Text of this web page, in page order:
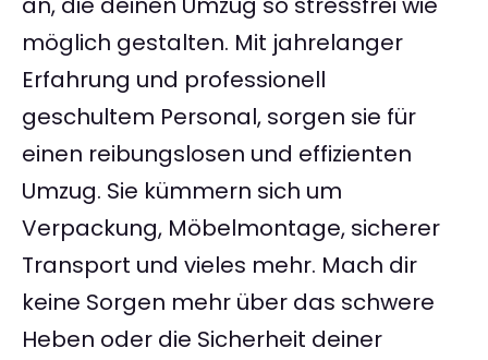
möglich gestalten. Mit jahrelanger
Erfahrung und professionell
geschultem Personal, sorgen sie für
einen reibungslosen und effizienten
Umzug. Sie kümmern sich um
Verpackung, Möbelmontage, sicherer
Transport und vieles mehr. Mach dir
keine Sorgen mehr über das schwere
Heben oder die Sicherheit deiner